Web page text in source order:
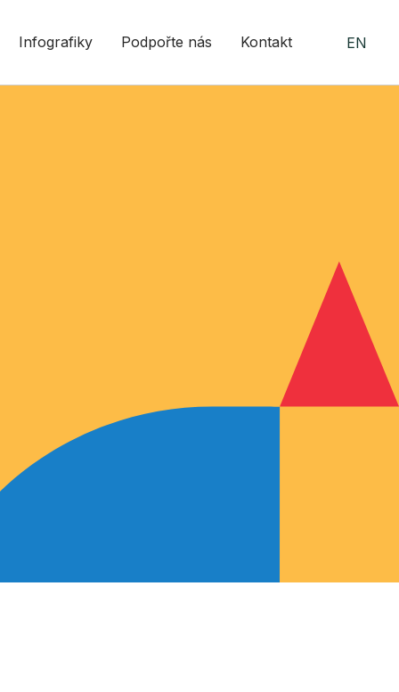
Infografiky Podpořte nás Kontakt EN